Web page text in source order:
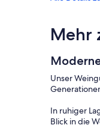
Mehr
Unser
In ruhiger
Blick in die